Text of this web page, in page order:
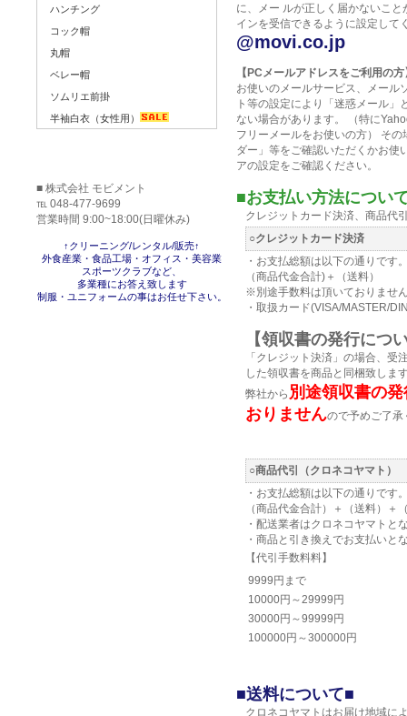
に、メー ルが正しく届かないこ
インを受信できるように設定して
@movi.co.jp
【PCメールアドレスをご利用の方
お使いのメールサービス、メール
ト等の設定により「迷惑メール」
ない場合があります。 （特に
フリーメールをお使いの方） そ
ダー」等をご確認いただくかお使
アの設定をご確認ください。
■お支払い方法につい
クレジットカード決済、商品代
○クレジットカード決済
・お支払総額は以下の通りです
（商品代金合計)＋（送料）
※別途手数料は頂いておりませ
・取扱カード(VISA/MASTER/
【領収書の発行につ
「クレジット決済」の場合、受
した領収書を商品と同梱致しま
弊社から 別途領収書の
おりませんので予めご了承
○商品代引（クロネコヤマト）
・お支払総額は以下の通りです
（商品代金合計）＋（送料）＋
・配送業者はクロネコヤマトと
・商品と引き換えでお支払いと
【代引手数料料】
9999円まで
10000円～29999円
30000円～99999円
100000円～300000円
■送料について■
クロネコヤマトはお届け地域に
ハンチング
コック帽
丸帽
ベレー帽
ソムリエ前掛
半袖白衣（女性用）
■ 株式会社 モビメント
℡ 048-477-9699
営業時間 9:00~18:00(日曜休み)
↑クリーニング/レンタル/販売↑
外食産業・食品工場・オフィス・美容業
スポーツクラブなど、
多業種にお答え致します
制服・ユニフォームの事はお任せ下さい。